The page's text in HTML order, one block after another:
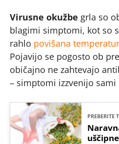
Virusne okužbe grla so
blagimi simptomi, kot so
rahlo povišana
Pojavijo se pogosto ob
običajno ne zahtevajo
– simptomi izzvenijo sami
PREBERITE